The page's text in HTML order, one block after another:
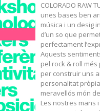
COLORADO RAW
unes bases ben
música i un desig
d’un so que
perfectament
Aquests
pel rock & roll
per construir uns
personalitat
meravellós món
Les nostres mans